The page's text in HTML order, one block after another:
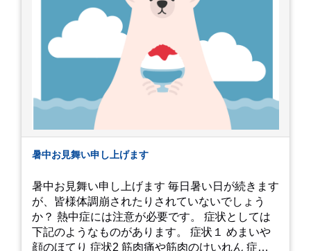
暑中お見舞い申し上げます
暑中お見舞い申し上げます 毎日暑い日が続きます
が、皆様体調崩されたりされていないでしょう
か？ 熱中症には注意が必要です。 症状としては
下記のようなものがあります。 症状１ めまいや
顔のほてり 症状2 筋肉痛や筋肉のけいれん 症状3